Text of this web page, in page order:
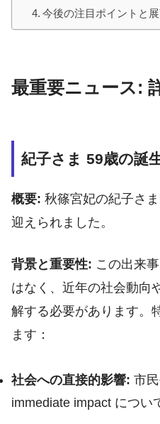
今後の注目ポイントと
最重要ニュース:
紀子さま 59歳の誕
概要: 秋篠宮妃の紀子さ
迎えられました。
背景と重要性: この出来
はなく、近年の社会動向
解する必要があります。
ます：
社会への直接的影響: 市
immediate impact につい